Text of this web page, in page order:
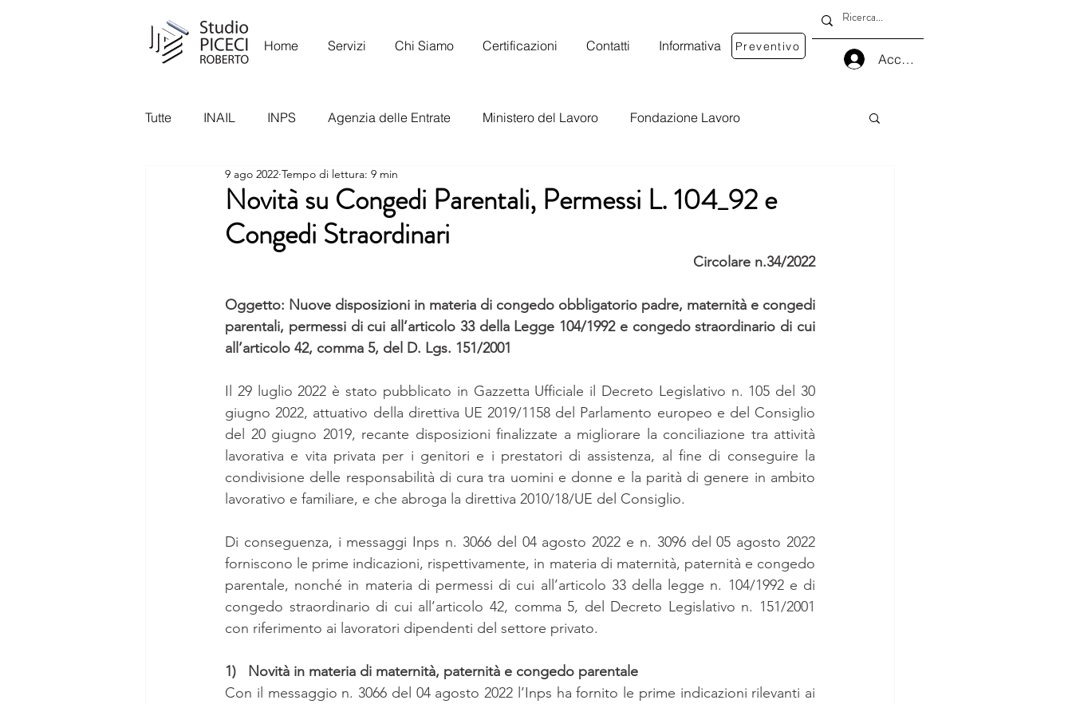
Home Servizi Chi Siamo Certificazioni Contatti Informativa Preventivo
Accedi
Tutte INAIL INPS Agenzia delle Entrate Ministero del Lavoro Fondazione Lavoro
Garante Privacy Ispettorato Nazionale del Lavoro
Novità su Congedi Parentali, Permessi L. 104_92 e
Congedi Straordinari
9 ago 2022 Tempo di lettura: 9 min
Circolare n.34/2022
Oggetto: Nuove disposizioni in materia di congedo obbligatorio padre, maternità e congedi
parentali, permessi di cui all’articolo 33 della Legge 104/1992 e congedo straordinario di cui
all’articolo 42, comma 5, del D. Lgs. 151/2001
Il 29 luglio 2022 è stato pubblicato in Gazzetta Ufficiale il Decreto Legislativo n. 105 del 30
giugno 2022, attuativo della direttiva UE 2019/1158 del Parlamento europeo e del Consiglio
del 20 giugno 2019, recante disposizioni finalizzate a migliorare la conciliazione tra attività
lavorativa e vita privata per i genitori e i prestatori di assistenza, al fine di conseguire la
condivisione delle responsabilità di cura tra uomini e donne e la parità di genere in ambito
lavorativo e familiare, e che abroga la direttiva 2010/18/UE del Consiglio.
Di conseguenza, i messaggi Inps n. 3066 del 04 agosto 2022 e n. 3096 del 05 agosto 2022
forniscono le prime indicazioni, rispettivamente, in materia di maternità, paternità e congedo
parentale, nonché in materia di permessi di cui all’articolo 33 della legge n. 104/1992 e di
congedo straordinario di cui all’articolo 42, comma 5, del Decreto Legislativo n. 151/2001
con riferimento ai lavoratori dipendenti del settore privato.
1)   Novità in materia di maternità, paternità e congedo parentale
Con il messaggio n. 3066 del 04 agosto 2022 l’Inps ha fornito le prime indicazioni rilevanti ai